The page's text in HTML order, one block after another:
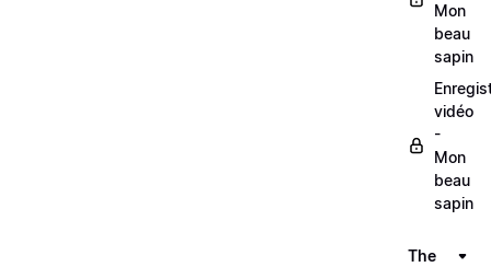
Mon
beau
sapin
vidéo
-
Mon
beau
sapin
The